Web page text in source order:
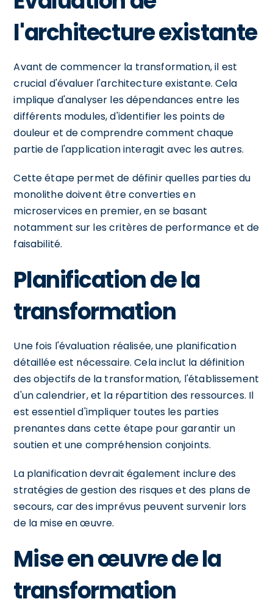
l'architecture existante
Avant de commencer la transformation, il est
crucial d'évaluer l'architecture existante. Cela
implique d'analyser les dépendances entre les
différents modules, d'identifier les points de
douleur et de comprendre comment chaque
partie de l'application interagit avec les autres.
Cette étape permet de définir quelles parties du
monolithe doivent être converties en
microservices en premier, en se basant
notamment sur les critères de performance et de
faisabilité.
Planification de la
transformation
Une fois l'évaluation réalisée, une planification
détaillée est nécessaire. Cela inclut la définition
des objectifs de la transformation, l'établissement
d'un calendrier, et la répartition des ressources. Il
est essentiel d'impliquer toutes les parties
prenantes dans cette étape pour garantir un
soutien et une compréhension conjoints.
La planification devrait également inclure des
stratégies de gestion des risques et des plans de
secours, car des imprévus peuvent survenir lors
de la mise en œuvre.
Mise en œuvre de la
transformation